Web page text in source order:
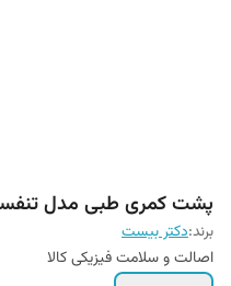
پشت کمری طبی مدل
برند:دکتر بیست
اصالت و سلامت فیزیکی کالا